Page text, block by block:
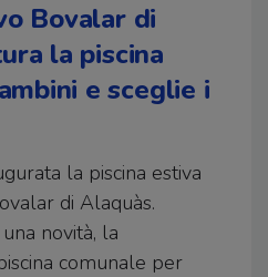
Bovalar di
la piscina
e sceglie i
la piscina estiva
di Alaquàs.
una novità, la
comunale per